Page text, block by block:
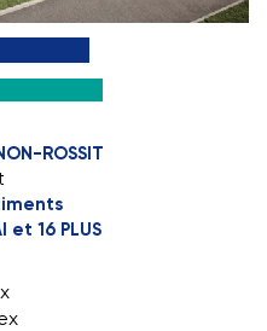
ROSSIT
et 16 PLUS